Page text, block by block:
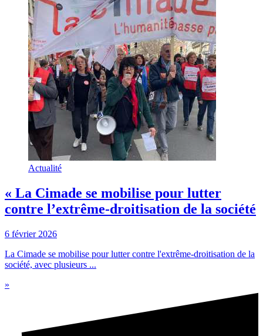
Actualité
« La Cimade se mobilise pour lutter
contre l’extrême-droitisation de la société
6 février 2026
La Cimade se mobilise pour lutter contre l'extrême-droitisation de la
société, avec plusieurs ...
»